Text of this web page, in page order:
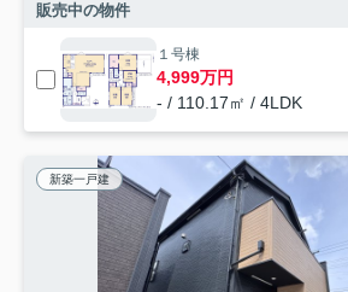
販売中の物件
１号棟
4,999万円
- / 110.17㎡ / 4LDK
新築一戸建